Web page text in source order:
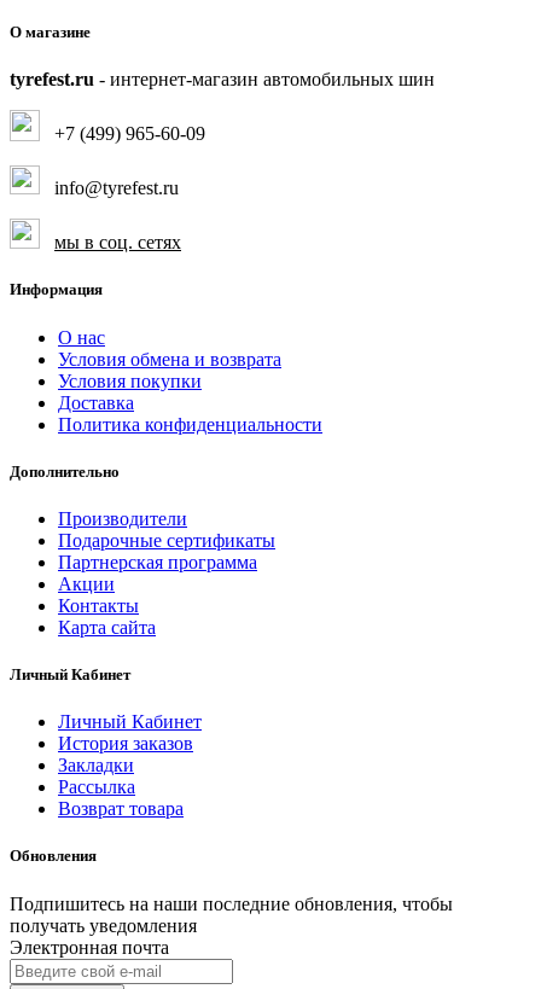
О магазине
tyrefest.ru - интернет-магазин автомобильных шин
+7 (499) 965-60-09
info@tyrefest.ru
мы в соц. сетях
Информация
О нас
Условия обмена и возврата
Условия покупки
Доставка
Политика конфиденциальности
Дополнительно
Производители
Подарочные сертификаты
Партнерская программа
Акции
Контакты
Карта сайта
Личный Кабинет
Личный Кабинет
История заказов
Закладки
Рассылка
Возврат товара
Обновления
Подпишитесь на наши последние обновления, чтобы
получать уведомления
Электронная почта